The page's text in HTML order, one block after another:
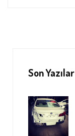
Son Yazılar